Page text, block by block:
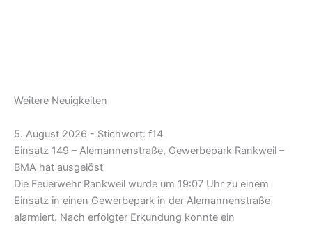
Weitere Neuigkeiten
5. August 2026 - Stichwort: f14
Einsatz 149 – Alemannenstraße, Gewerbepark Rankweil –
BMA hat ausgelöst
Die Feuerwehr Rankweil wurde um 19:07 Uhr zu einem
Einsatz in einen Gewerbepark in der Alemannenstraße
alarmiert. Nach erfolgter Erkundung konnte ein